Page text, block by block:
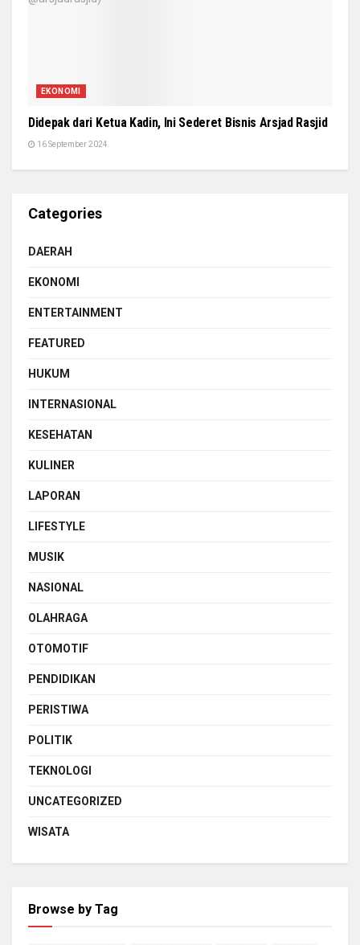
EKONOMI
Didepak dari Ketua Kadin, Ini Sederet Bisnis Arsjad Rasjid
16 September 2024
Categories
DAERAH
EKONOMI
ENTERTAINMENT
FEATURED
HUKUM
INTERNASIONAL
KESEHATAN
KULINER
LAPORAN
LIFESTYLE
MUSIK
NASIONAL
OLAHRAGA
OTOMOTIF
PENDIDIKAN
PERISTIWA
POLITIK
TEKNOLOGI
UNCATEGORIZED
WISATA
Browse by Tag